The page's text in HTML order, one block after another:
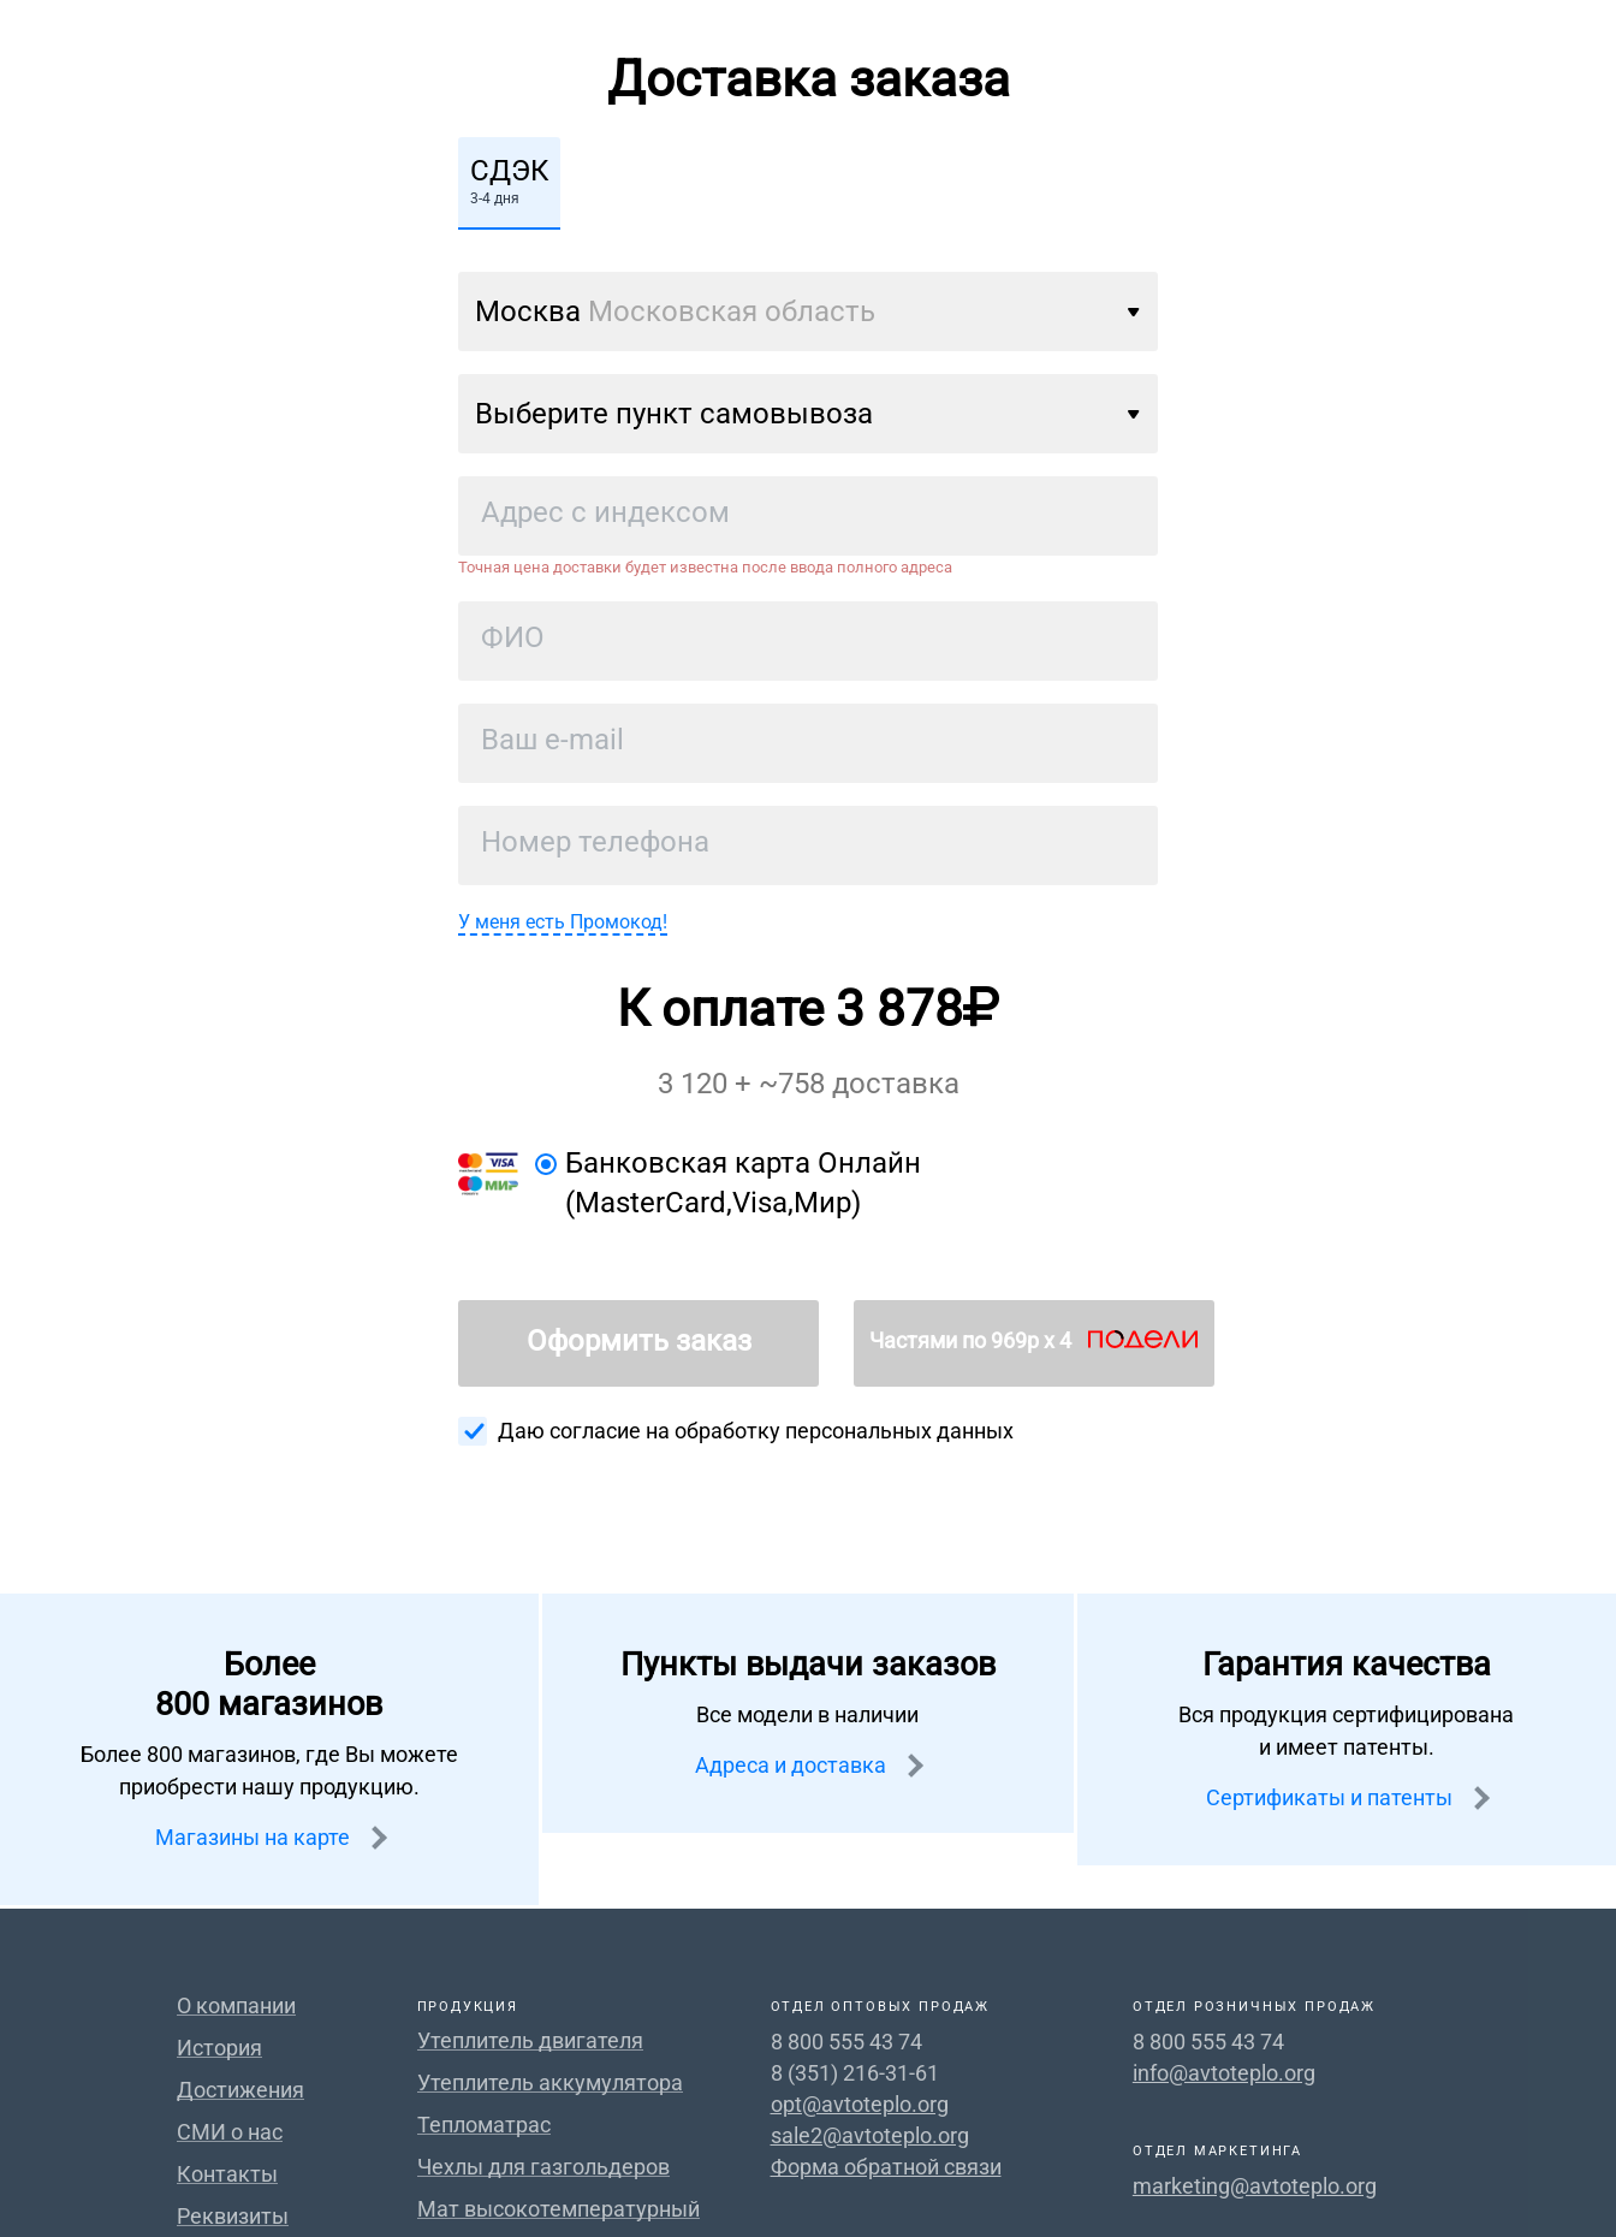
Доставка заказа
СДЭК
3-4 дня
Москва Московская область
Выберите пункт самовывоза
Точная цена доставки будет известна после ввода полного адреса
У меня есть Промокод!
К оплате 3 878
3 120 + ~758 доставка
Банковская карта Онлайн
(MasterCard,Visa,Мир)
Оформить заказ Частями по 969р х 4
Даю согласие на обработку персональных данных
Более
800 магазинов
Более 800 магазинов, где Вы можете
приобрести нашу продукцию.
Магазины на карте
Пункты выдачи заказов
Все модели в наличии
Адреса и доставка
Гарантия качества
Вся продукция сертифицирована
и имеет патенты.
Сертификаты и патенты
О компании
История
Достижения
СМИ о нас
Контакты
Реквизиты
ПРОДУКЦИЯ
Утеплитель двигателя
Утеплитель аккумулятора
Тепломатрас
Чехлы для газгольдеров
Мат высокотемпературный
ОТДЕЛ ОПТОВЫХ ПРОДАЖ
8 800 555 43 74
8 (351) 216-31-61
opt@avtoteplo.org
sale2@avtoteplo.org
Форма обратной связи
ОТДЕЛ РОЗНИЧНЫХ ПРОДАЖ
8 800 555 43 74
info@avtoteplo.org
ОТДЕЛ МАРКЕТИНГА
marketing@avtoteplo.org